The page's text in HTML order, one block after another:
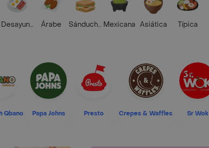
Desayunos Árabe SánduchesMexicana Asiática Típica
Qbano Papa Johns Presto Crepes & Waffles Sr Wok